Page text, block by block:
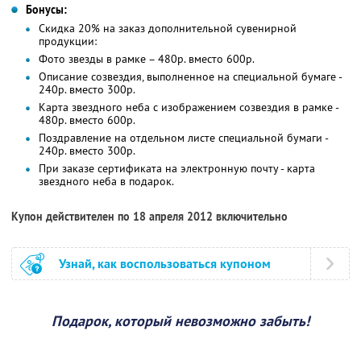
Бонусы:
Скидка 20% на заказ дополнительной сувенирной
продукции:
Фото звезды в рамке – 480р. вместо 600р.
Описание созвездия, выполненное на специальной бумаге -
240р. вместо 300р.
Карта звездного неба с изображением созвездия в рамке -
480р. вместо 600р.
Поздравление на отдельном листе специальной бумаги -
240р. вместо 300р.
При заказе сертификата на электронную почту - карта
звездного неба в подарок.
Купон действителен по 18 апреля 2012 включительно
Узнай, как воспользоваться купоном
Подарок, который невозможно забыть!